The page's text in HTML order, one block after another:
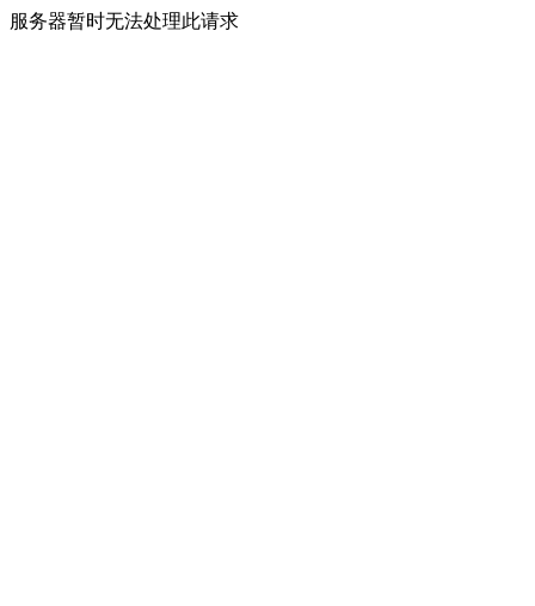
服务器暂时无法处理此请求